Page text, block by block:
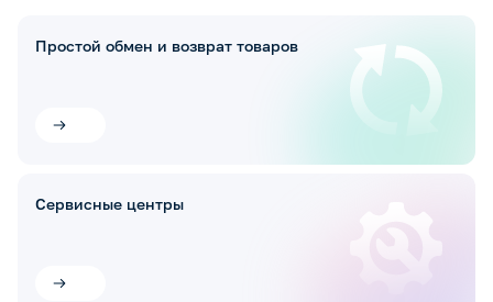
Простой обмен и возврат товаров
Сервисные центры